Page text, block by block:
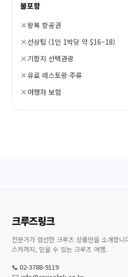
불포함
왕복 항공권
선상팁 (1인 1박당 약 $16~18)
기항지 선택관광
유료 레스토랑·주류
여행자 보험
크루즈링크
전문가가 엄선한 크루즈 상품만을 소개합니
스카까지, 믿을 수 있는 크루즈 여행.
📞 02-3788-9119